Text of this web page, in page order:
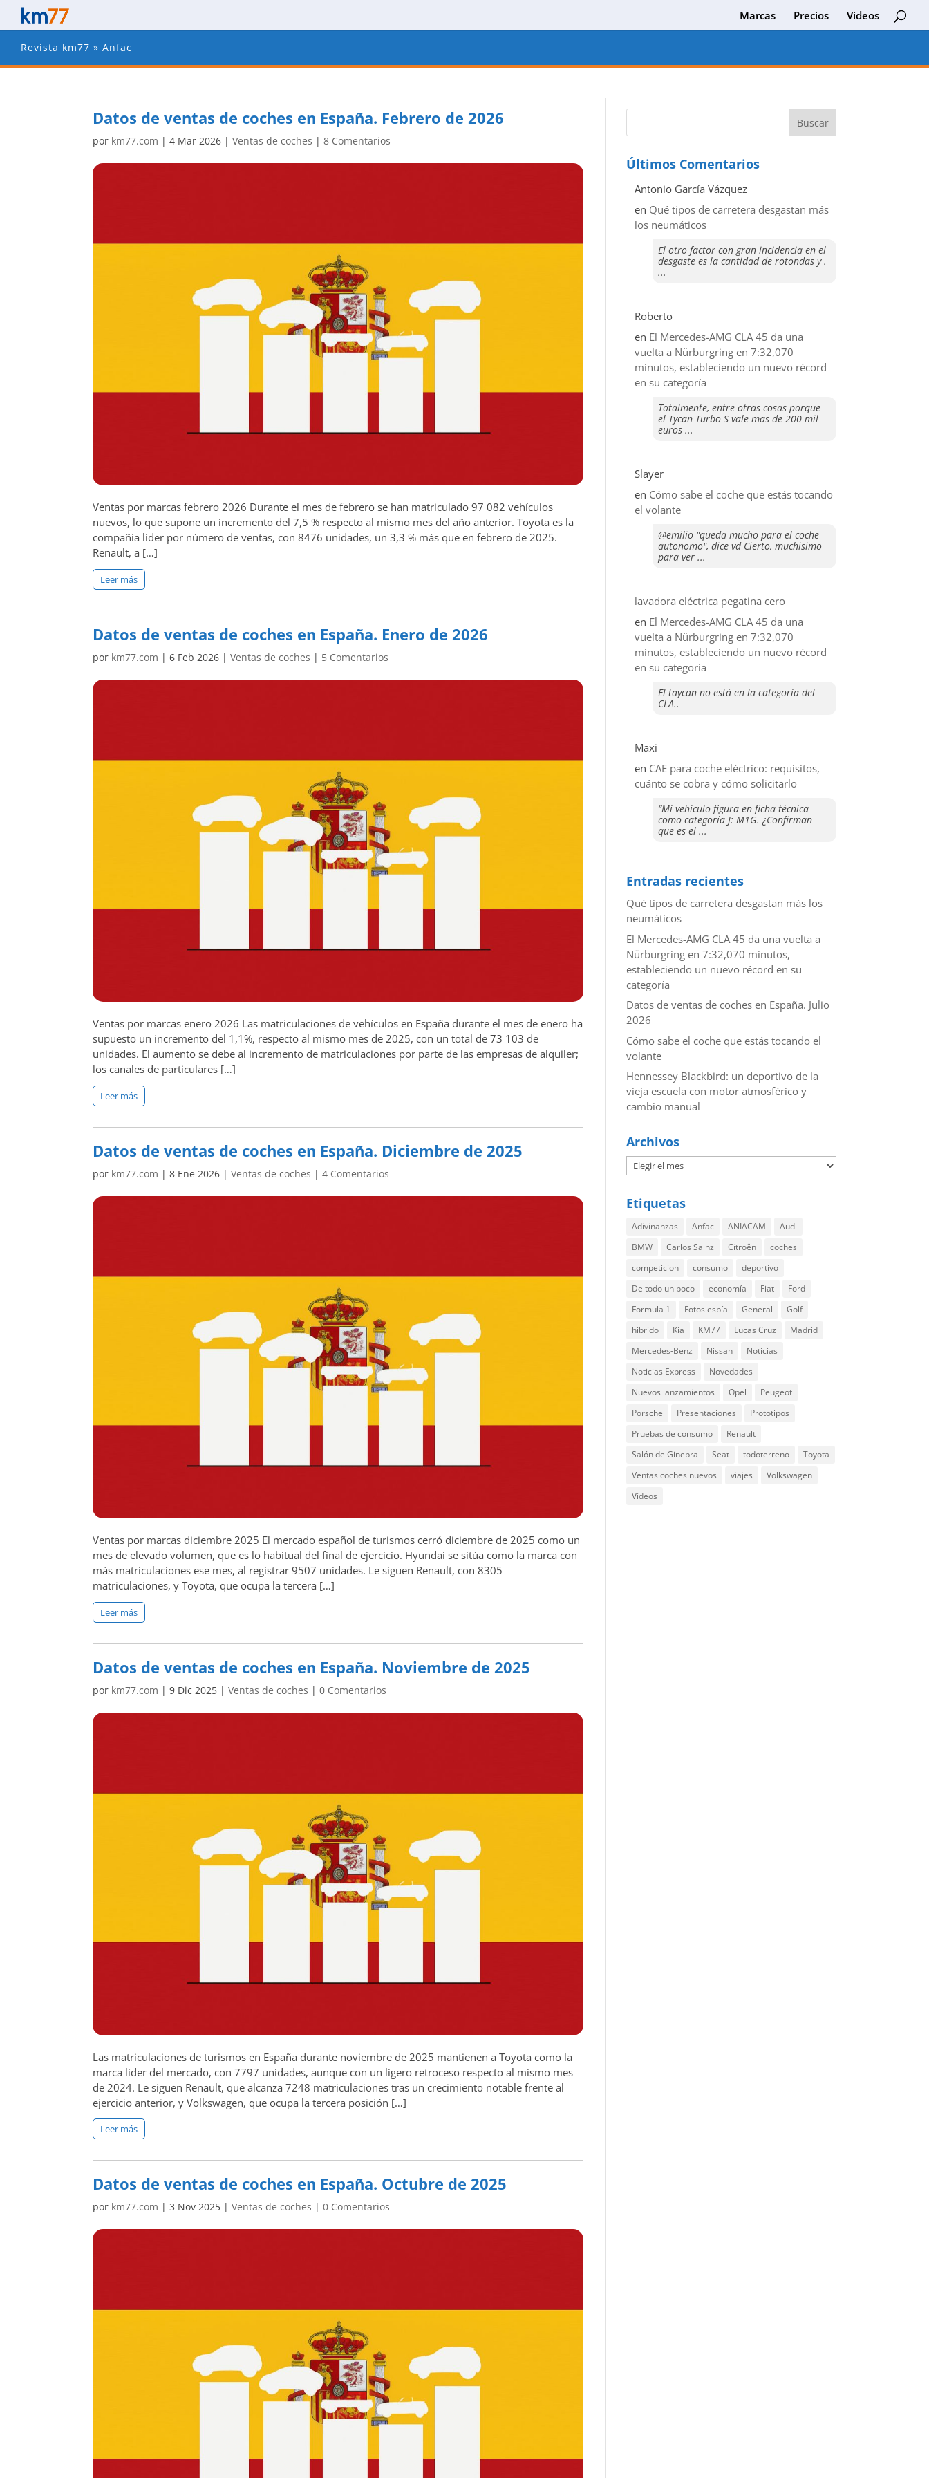
Marcas Precios Videos
Revista km77 » Anfac
Datos de ventas de coches en España. Febrero de 2026
por km77.com |4 Mar 2026 |Ventas de coches |8 Comentarios
Ventas por marcas febrero 2026 Durante el mes de febrero se han matriculado 97 082 vehículos
nuevos, lo que supone un incremento del 7,5 % respecto al mismo mes del año anterior. Toyota es la
compañía líder por número de ventas, con 8476 unidades, un 3,3 % más que en febrero de 2025.
Renault, a […]
Leer más
Datos de ventas de coches en España. Enero de 2026
por km77.com |6 Feb 2026 |Ventas de coches | 5 Comentarios
Ventas por marcas enero 2026 Las matriculaciones de vehículos en España durante el mes de enero ha
supuesto un incremento del 1,1%, respecto al mismo mes de 2025, con un total de 73 103 de
unidades. El aumento se debe al incremento de matriculaciones por parte de las empresas de alquiler;
los canales de particulares […]
Leer más
Datos de ventas de coches en España. Diciembre de 2025
por km77.com |8 Ene 2026 |Ventas de coches |4 Comentarios
Ventas por marcas diciembre 2025 El mercado español de turismos cerró diciembre de 2025 como un
mes de elevado volumen, que es lo habitual del final de ejercicio. Hyundai se sitúa como la marca con
más matriculaciones ese mes, al registrar 9507 unidades. Le siguen Renault, con 8305
matriculaciones, y Toyota, que ocupa la tercera […]
Leer más
Datos de ventas de coches en España. Noviembre de 2025
por km77.com |9 Dic 2025 |Ventas de coches |0 Comentarios
Las matriculaciones de turismos en España durante noviembre de 2025 mantienen a Toyota como la
marca líder del mercado, con 7797 unidades, aunque con un ligero retroceso respecto al mismo mes
de 2024. Le siguen Renault, que alcanza 7248 matriculaciones tras un crecimiento notable frente al
ejercicio anterior, y Volkswagen, que ocupa la tercera posición […]
Leer más
Datos de ventas de coches en España. Octubre de 2025
por km77.com |3 Nov 2025 |Ventas de coches |0 Comentarios
Últimos Comentarios
Antonio García Vázquez
en Qué tipos de carretera desgastan más
los neumáticos
El otro factor con gran incidencia en el
desgaste es la cantidad de rotondas y .
...
Roberto
en El Mercedes-AMG CLA 45 da una
vuelta a Nürburgring en 7:32,070
minutos, estableciendo un nuevo récord
en su categoría
Totalmente, entre otras cosas porque
el Tycan Turbo S vale mas de 200 mil
euros ...
Slayer
en ​Cómo sabe el coche que estás tocando
el volante
@emilio "queda mucho para el coche
autonomo", dice vd Cierto, muchisimo
para ver ...
lavadora eléctrica pegatina cero
en El Mercedes-AMG CLA 45 da una
vuelta a Nürburgring en 7:32,070
minutos, estableciendo un nuevo récord
en su categoría
El taycan no está en la categoria del
CLA..
Maxi
en CAE para coche eléctrico: requisitos,
cuánto se cobra y cómo solicitarlo
“Mi vehículo figura en ficha técnica
como categoría J: M1G. ¿Confirman
que es el ...
Entradas recientes
Qué tipos de carretera desgastan más los
neumáticos
El Mercedes-AMG CLA 45 da una vuelta a
Nürburgring en 7:32,070 minutos,
estableciendo un nuevo récord en su
categoría
Datos de ventas de coches en España. Julio
2026
​Cómo sabe el coche que estás tocando el
volante
Hennessey Blackbird: un deportivo de la
vieja escuela con motor atmosférico y
cambio manual
Archivos
Etiquetas
Adivinanzas Anfac ANIACAM
Audi
BMW
Carlos Sainz Citroën
coches
competicion
consumo
deportivo
De todo un poco
economía Fiat
Ford
Formula 1
Fotos espía General
Golf
hibrido
Kia KM77 Lucas Cruz
Madrid
Mercedes-Benz
Nissan
Noticias
Noticias Express
Novedades
Nuevos lanzamientos
Opel
Peugeot
Porsche
Presentaciones
Prototipos
Pruebas de consumo
Renault
Salón de Ginebra
Seat todoterreno
Toyota
Ventas coches nuevos
viajes
Volkswagen
Vídeos